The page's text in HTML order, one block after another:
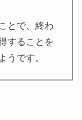
とで、終わ
することを
うです。